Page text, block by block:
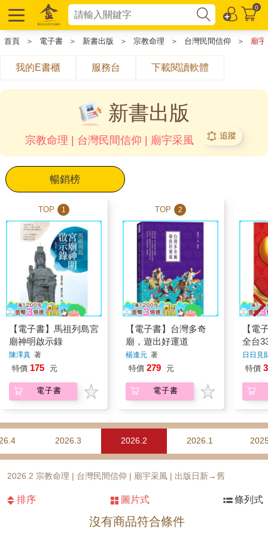
0
首頁 ＞ 電子書 ＞ 新書出版 ＞ 宗教命理 ＞ 台灣民間信仰 ＞ 廟
我的E書櫃 服務台 下載閱讀軟體
新書出版
宗教命理 | 台灣民間信仰 | 廟宇采風 追蹤
暢銷榜
TOP 1
【電子書】馬祖列島宮
廟神明啟示錄
陳澤真 著
特價 175 元
電子書
TOP 2
【電子書】台灣多奇
廟，遊出好運道
楊逢元 著
特價 279 元
電子書
【電
全台
財神
日日見
特價
2026.3 2026.2 2026.1
2026.2 宗教命理 | 台灣民間信仰 | 廟宇采風 | 出版日新→舊
排序 圖片式 條列式
沒有商品符合條件